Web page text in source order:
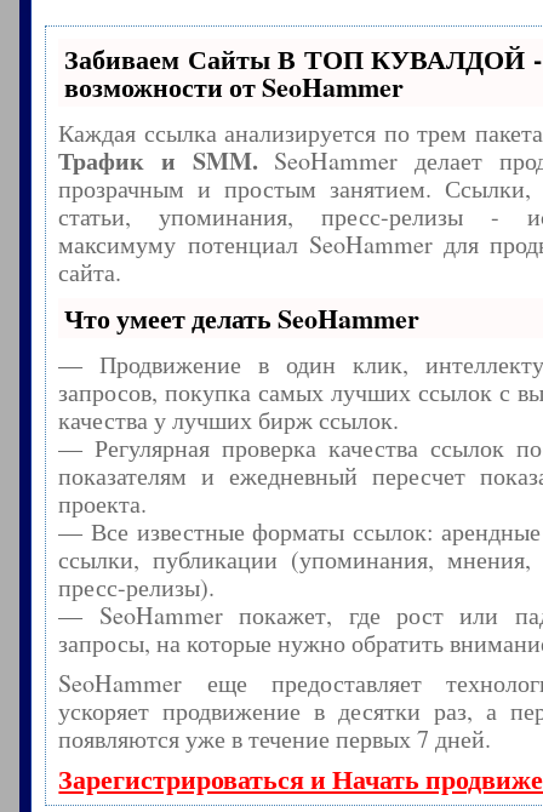
Забиваем Сайты В ТОП КУВАЛДОЙ -
возможности от SeoHammer
Каждая ссылка анализируется по трем
Трафик и SMM.SeoHammer делает
прозрачным и простым занятием. Ссылки,
статьи, упоминания, пресс-релизы -
максимуму потенциал SeoHammer для
сайта.
Что умеет делать SeoHammer
— Продвижение в один клик,
запросов, покупка самых лучших ссылок с
качества у лучших бирж ссылок.
— Регулярная проверка качества ссылок
показателям и ежедневный пересчет
проекта.
— Все известные форматы ссылок:
ссылки, публикации (упоминания, мнения,
пресс-релизы).
— SeoHammer покажет, где рост или
запросы, на которые нужно обратить
SeoHammer еще предоставляет
ускоряет продвижение в десятки раз, а
появляются уже в течение первых 7 дней.
Зарегистрироваться и Начать